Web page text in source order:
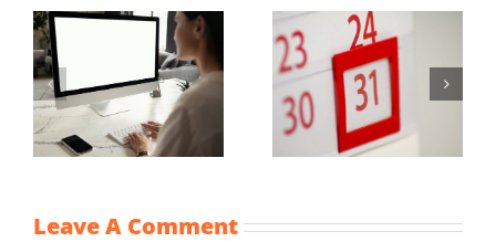
Vaststellingsaanvraag
NOW-1
Maximum
uurprijzen
2022
Leave A Comment